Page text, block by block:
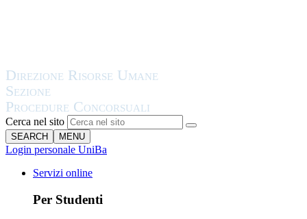
Cerca nel sito
SEARCH MENU
Login personale UniBa
Servizi online
Per Studenti